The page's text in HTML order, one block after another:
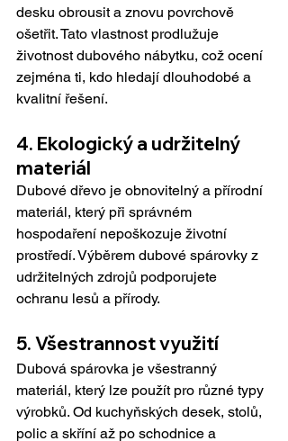
desku obrousit a znovu povrchově
ošetřit. Tato vlastnost prodlužuje
životnost dubového nábytku, což ocení
zejména ti, kdo hledají dlouhodobé a
kvalitní řešení.
4. Ekologický a udržitelný
materiál
Dubové dřevo je obnovitelný a přírodní
materiál, který při správném
hospodaření nepoškozuje životní
prostředí. Výběrem dubové spárovky z
udržitelných zdrojů podporujete
ochranu lesů a přírody.
5. Všestrannost využití
Dubová spárovka je všestranný
materiál, který lze použít pro různé typy
výrobků. Od kuchyňských desek, stolů,
polic a skříní až po schodnice a